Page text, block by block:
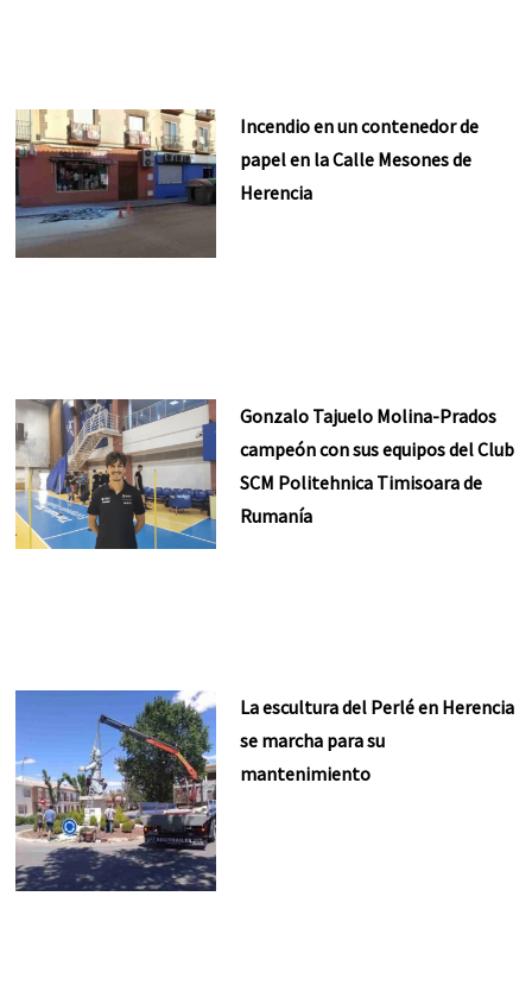
Incendio en un contenedor de
papel en la Calle Mesones de
Herencia
Gonzalo Tajuelo Molina-Prados
campeón con sus equipos del Club
SCM Politehnica Timisoara de
Rumanía
La escultura del Perlé en Herencia
se marcha para su
mantenimiento